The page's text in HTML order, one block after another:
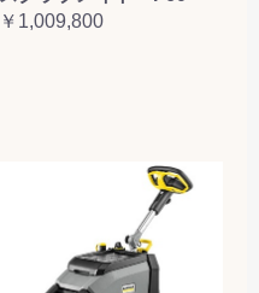
￥1,009,800